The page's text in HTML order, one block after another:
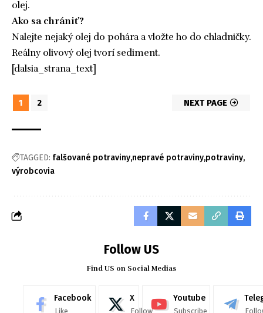
olej.
Ako sa chrániť?
Nalejte nejaký olej do pohára a vložte ho do chladničky.
Reálny olivový olej tvorí sediment.
[dalsia_strana_text]
1 2 NEXT PAGE
TAGGED: falšované potraviny nepravé potraviny potraviny
výrobcovia
Follow US
Find US on Social Medias
Facebook
Like
X
Follow
Youtube
Subscribe